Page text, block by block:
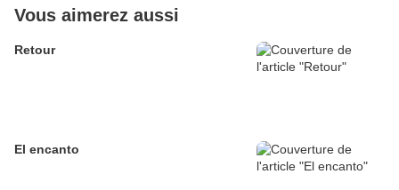
Vous aimerez aussi
Retour
El encanto